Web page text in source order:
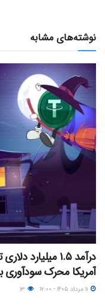
نوشته‌های مشابه
درآمد ۱.۵
آمریکا محرک سودآوری